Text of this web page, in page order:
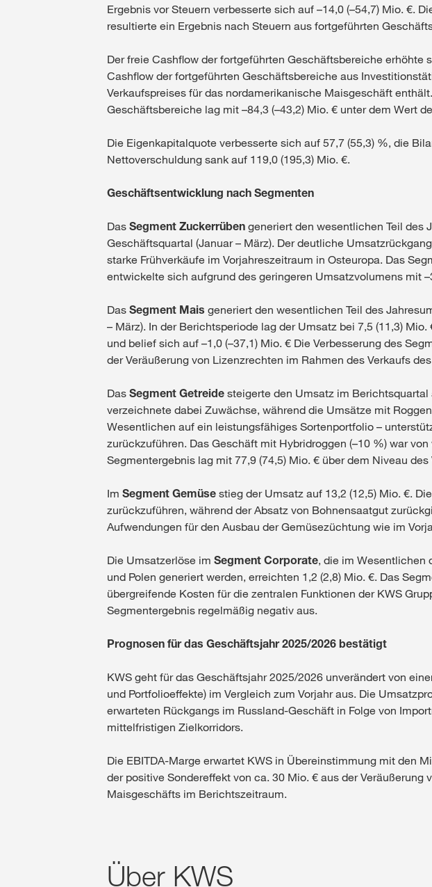
Ergebnis vor Steuern verbesserte sich auf –14,0 (–54,7) Mio. €.
resultierte ein Ergebnis nach Steuern aus fortgeführten
Der freie Cashflow der fortgeführten Geschäftsbereiche erhöhte
Cashflow der fortgeführten Geschäftsbereiche aus
Verkaufspreises für das nordamerikanische Maisgeschäft
Geschäftsbereiche lag mit –84,3 (–43,2) Mio. € unter dem Wert
Die Eigenkapitalquote verbesserte sich auf 57,7 (55,3) %, die
Nettoverschuldung sank auf 119,0 (195,3) Mio. €.
Geschäftsentwicklung nach Segmenten
Das Segment Zuckerrüben generiert den wesentlichen Teil des
Geschäftsquartal (Januar – März). Der deutliche
starke Frühverkäufe im Vorjahreszeitraum in Osteuropa. Das
entwickelte sich aufgrund des geringeren Umsatzvolumens mit
Das Segment Mais generiert den wesentlichen Teil des
– März). In der Berichtsperiode lag der Umsatz bei 7,5 (11,3)
und belief sich auf –1,0 (–37,1) Mio. € Die Verbesserung des
der Veräußerung von Lizenzrechten im Rahmen des Verkaufs
Das Segment Getreide steigerte den Umsatz im
verzeichnete dabei Zuwächse, während die Umsätze mit
Wesentlichen auf ein leistungsfähiges Sortenportfolio –
zurückzuführen. Das Geschäft mit Hybridroggen (–10 %) war
Segmentergebnis lag mit 77,9 (74,5) Mio. € über dem Niveau des
Im Segment Gemüse stieg der Umsatz auf 13,2 (12,5) Mio. €.
zurückzuführen, während der Absatz von Bohnensaatgut
Aufwendungen für den Ausbau der Gemüsezüchtung wie im
Die Umsatzerlöse im Segment Corporate, die im Wesentlichen
und Polen generiert werden, erreichten 1,2 (2,8) Mio. €. Das
übergreifende Kosten für die zentralen Funktionen der KWS
Segmentergebnis regelmäßig negativ aus.
Prognosen für das Geschäftsjahr 2025/2026 bestätigt
KWS geht für das Geschäftsjahr 2025/2026 unverändert von
und Portfolioeffekte) im Vergleich zum Vorjahr aus. Die
erwarteten Rückgangs im Russland-Geschäft in Folge von
mittelfristigen Zielkorridors.
Die EBITDA-Marge erwartet KWS in Übereinstimmung mit den
der positive Sondereffekt von ca. 30 Mio. € aus der
Maisgeschäfts im Berichtszeitraum.
Über KWS